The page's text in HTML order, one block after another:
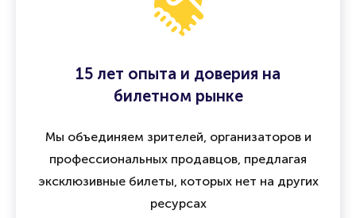
15 лет опыта и доверия на
билетном рынке
Мы объединяем зрителей, организаторов и
профессиональных продавцов, предлагая
эксклюзивные билеты, которых нет на других
ресурсах